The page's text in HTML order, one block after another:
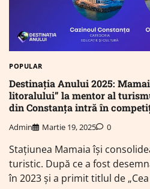
POPULAR
Destinația Anului 2025:
litoralului” la mentor al
din Constanța intră în
Admin Martie 19, 2025 0
Stațiunea Mamaia își
turistic. După ce a fost
în 2023 și a primit titlul de